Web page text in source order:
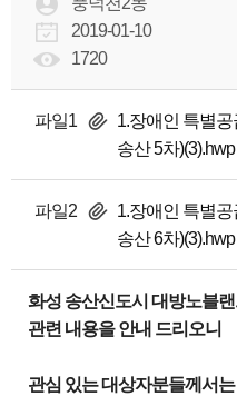
2019-01-10
1720
파일1
1.장애인 특별
송산 5차)(3).hwp
파일2
1.장애인 특별
송산 6차)(3).hwp
화성 송산신도시 대방노블
관련 내용을 안내 드리오니
관심 있는 대상자분들께서